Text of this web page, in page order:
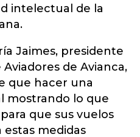
intelectual de la
Jaimes, presidente
de Avianca,
que hacer una
mostrando lo que
que sus vuelos
estas medidas